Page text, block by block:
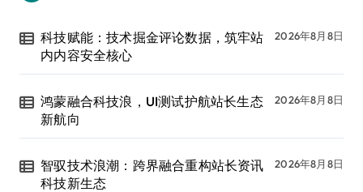
科技赋能：技术掘金评论数据，筑牢站
内内容安全核心
2026年8月8日
鸿蒙融合科技浪，UI测试护航站长生态
新航向
2026年8月8日
智驭技术浪潮：跨界融合重构站长资讯
科技新生态
2026年8月8日